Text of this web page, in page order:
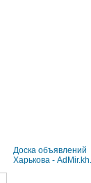
Доска объявлений
Харькова -